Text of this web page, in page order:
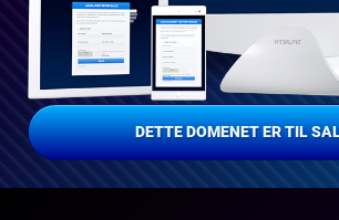
DETTE DOMENET ER TIL